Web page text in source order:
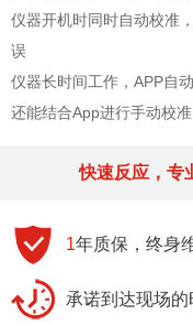
仪器开机时同时自动校准
误
仪器长时间工作，APP自
还能结合App进行手动校
快速反应，专
1年质保，终身
承诺到达现场